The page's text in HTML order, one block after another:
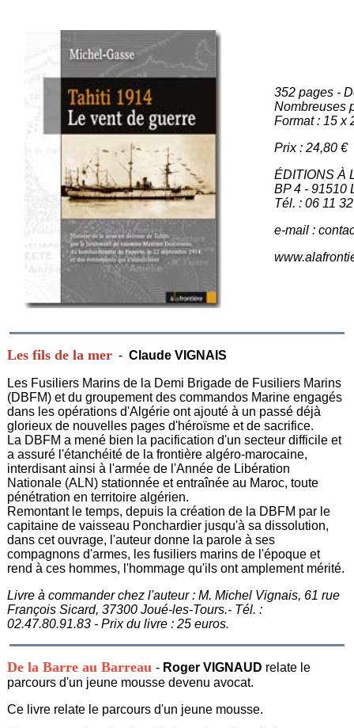
352 pages -
Nombreuses
Format : 15 x
Prix : 24,80 €
ÉDITIONS À
BP 4 - 91510
Tél. : 06 11
e-mail :
Les fils de la mer -Claude VIGNAIS
Les Fusiliers Marins de la Demi Brigade de Fusiliers Marins
(DBFM) et du groupement des commandos Marine engagés
dans les opérations d'Algérie ont ajouté à un passé déjà
glorieux de nouvelles pages d'héroïsme et de sacrifice.
La DBFM a mené bien la pacification d'un secteur difficile et
a assuré l'étanchéité de la frontière algéro-marocaine,
interdisant ainsi à l'armée de l'Année de Libération
Nationale (ALN) stationnée et entraînée au Maroc, toute
pénétration en territoire algérien.
Remontant le temps, depuis la création de la DBFM par le
capitaine de vaisseau Ponchardier jusqu'à sa dissolution,
dans cet ouvrage, l'auteur donne la parole à ses
compagnons d'armes, les fusiliers marins de l'époque et
rend à ces hommes, l'hommage qu'ils ont amplement mérité.
Livre à commander chez l'auteur : M. Michel Vignais, 61 rue
François Sicard, 37300 Joué-les-Tours.- Tél. :
02.47.80.91.83 - Prix du livre : 25 euros.
De la Barre au Barreau - Roger VIGNAUD relate le
parcours d'un jeune mousse devenu avocat.
Ce livre relate le parcours d'un jeune mousse.